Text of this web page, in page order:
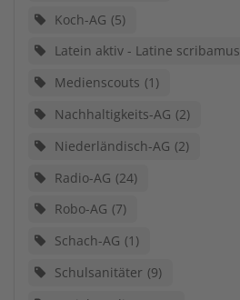
Koch-AG 5
Latein aktiv - Latine scribamus
Medienscouts 1
Nachhaltigkeits-AG 2
Niederländisch-AG 2
Radio-AG 24
Robo-AG 7
Schach-AG 1
Schulsanitäter 9